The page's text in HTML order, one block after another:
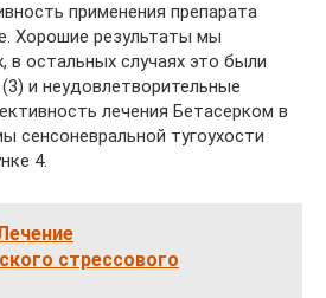
применения препарата
Хорошие результаты мы
в остальных случаях это были
и неудовлетворительные
лечения Бетасерком в
сенсоневральной тугоухости
4.
стрессового